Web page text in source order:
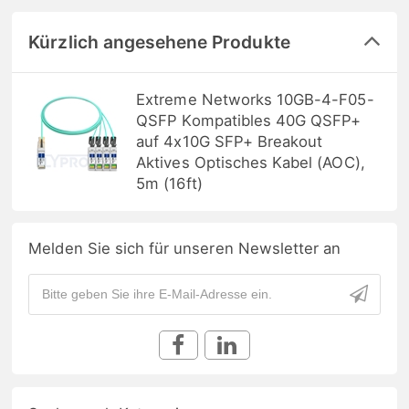
Kürzlich angesehene Produkte
Extreme Networks 10GB-4-F05-
QSFP Kompatibles 40G QSFP+
auf 4x10G SFP+ Breakout
Aktives Optisches Kabel (AOC),
5m (16ft)
Melden Sie sich für unseren Newsletter an